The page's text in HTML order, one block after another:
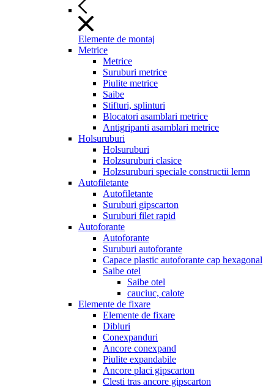
Elemente de montaj
Metrice
Metrice
Suruburi metrice
Piulite metrice
Saibe
Stifturi, splinturi
Blocatori asamblari metrice
Antigripanti asamblari metrice
Holsuruburi
Holsuruburi
Holzsuruburi clasice
Holzsuruburi speciale constructii lemn
Autofiletante
Autofiletante
Suruburi gipscarton
Suruburi filet rapid
Autoforante
Autoforante
Suruburi autoforante
Capace plastic autoforante cap hexagonal
Saibe otel
Saibe otel
cauciuc, calote
Elemente de fixare
Elemente de fixare
Dibluri
Conexpanduri
Ancore conexpand
Piulite expandabile
Ancore placi gipscarton
Clesti tras ancore gipscarton